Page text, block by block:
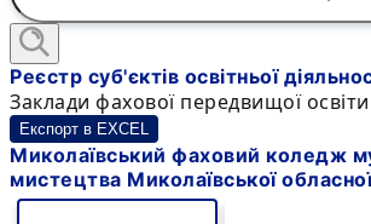
Реєстр суб'єктів освітньої
Заклади фахової передвищої освіти
Експорт в EXCEL
Миколаївський фаховий коледж
мистецтва Миколаївської